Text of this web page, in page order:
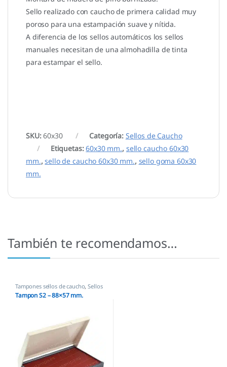
Sello realizado con caucho de primera calidad muy
poroso para una estampación suave y nítida.
A diferencia de los sellos automáticos los sellos
manuales necesitan de una almohadilla de tinta
para estampar el sello.
SKU:60x30 Categoría: Sellos de Caucho
Etiquetas:60x30 mm., sello caucho 60x30
mm.,sello de caucho 60x30 mm., sello goma 60x30
mm.
También te recomendamos…
Tampones sellos de caucho,Sellos
empresas
Tampon S2 – 88×57 mm.